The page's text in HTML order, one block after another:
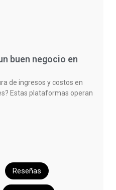
buen negocio en
de ingresos y costos en
Estas plataformas operan
Reseñas